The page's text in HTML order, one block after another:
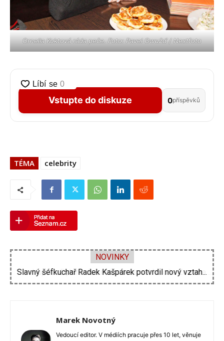
Ornella Koktová ráda peče. Foto: Pavel Gwužď / Nextfoto
Vstupte do diskuze 0příspěvků
TÉMA celebrity
NOVINKY
Vojtěch Dyk na diskotéce imitoval Miloše Zemana....
Marek Novotný
Vedoucí editor. V médiích pracuje přes 10 let, věnuje